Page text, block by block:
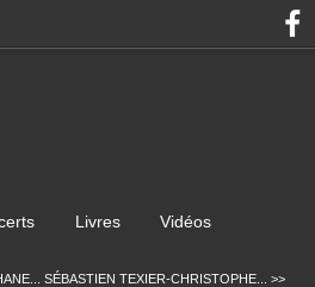
Livres Vidéos
SÉBASTIEN TEXIER-CHRISTOPHE... >>